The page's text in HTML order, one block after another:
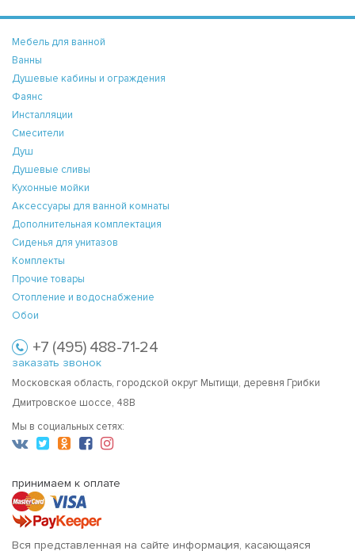
Мебель для ванной
Ванны
Душевые кабины и ограждения
Фаянс
Инсталляции
Смесители
Душ
Душевые сливы
Кухонные мойки
Аксессуары для ванной комнаты
Дополнительная комплектация
Сиденья для унитазов
Комплекты
Прочие товары
Отопление и водоснабжение
Обои
+7 (495) 488-71-24
заказать звонок
Московская область, городской округ Мытищи, деревня Грибки
Дмитровское шоссе, 48В
Мы в социальных сетях:
принимаем к оплате
Вся представленная на сайте информация, касающаяся